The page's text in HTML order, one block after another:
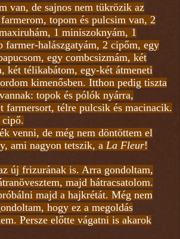
van, de sajnos nem tükrözik az
topom és pulcsim van, 2
1 miniszoknyám, 1
farmer-halászgatyám, 2 cipőm, egy
egy combcsizmám, két
két télikabátom, egy-két átmeneti
kimenősben. Itthon pedig tiszta
topok és pólók nyárra,
farmersort, télre pulcsik és macinacik.
venni, de még nem döntöttem el
ami nagyon tetszik, a La Fleur!
új frizurának is. Arra gondoltam,
majd hátracsatolom.
majd a hajkrétát. Még nem
hogy ez a megoldás
Persze előtte vágatni is akarok